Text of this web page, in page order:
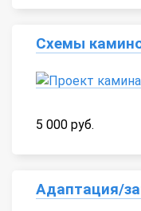
Схемы
5 000 руб.
Адаптация/